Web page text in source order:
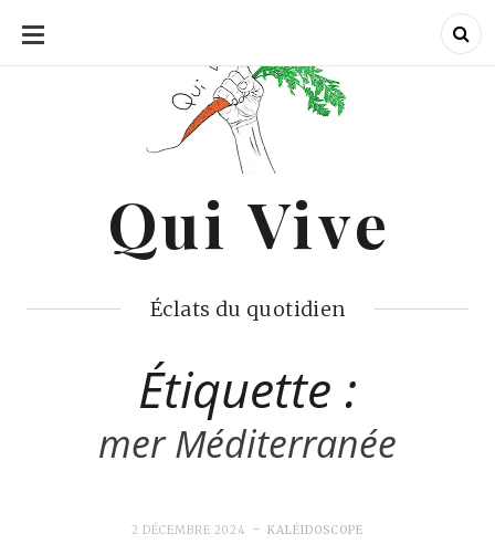
ALLER
CONTENU
Qui Vive
Éclats du quotidien
Qui Vive
Étiquette :
mer Méditerranée
2 DÉCEMBRE 2024 KALÉIDOSCOPE